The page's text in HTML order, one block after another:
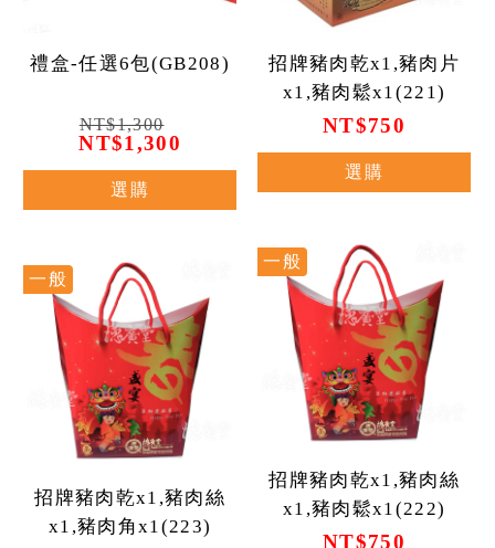
禮盒-任選6包(GB208)
NT$1,300
NT$1,300
選購
招牌豬肉乾x1,豬肉片
x1,豬肉鬆x1(221)
NT$750
選購
一般
招牌豬肉乾x1,豬肉絲
x1,豬肉鬆x1(222)
NT$750
一般
招牌豬肉乾x1,豬肉絲
x1,豬肉角x1(223)